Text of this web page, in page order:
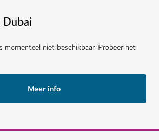
momenteel niet beschikbaar. Probeer het
Meer info